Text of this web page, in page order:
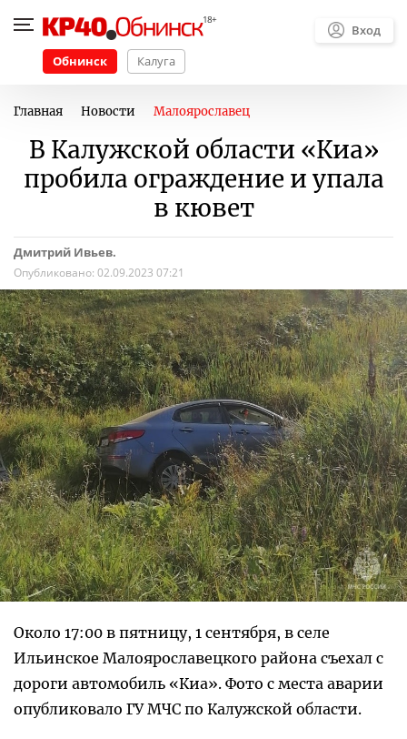
Обнинск Калуга
Вход
Главная Новости Малоярославец
В Калужской области «Киа»
пробила ограждение и упала
в кювет
Дмитрий Ивьев.
Опубликовано: 02.09.2023 07:21
Около 17:00 в пятницу, 1 сентября, в селе
Ильинское Малоярославецкого района съехал с
дороги автомобиль «Киа». Фото с места аварии
опубликовало ГУ МЧС по Калужской области.